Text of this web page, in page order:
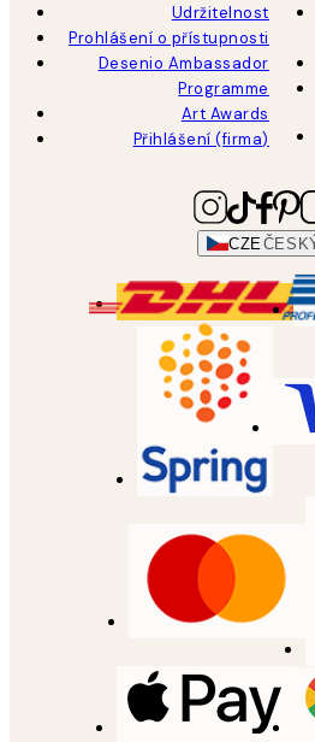
Udržitelnost
Prohlášení o přístupnosti
Desenio Ambassador
Programme
Art Awards
Přihlášení (firma)
CZE